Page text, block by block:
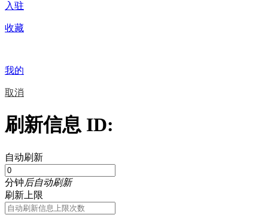
入驻
收藏
我的
取消
刷新信息 ID:
自动刷新
分钟后自动刷新
刷新上限